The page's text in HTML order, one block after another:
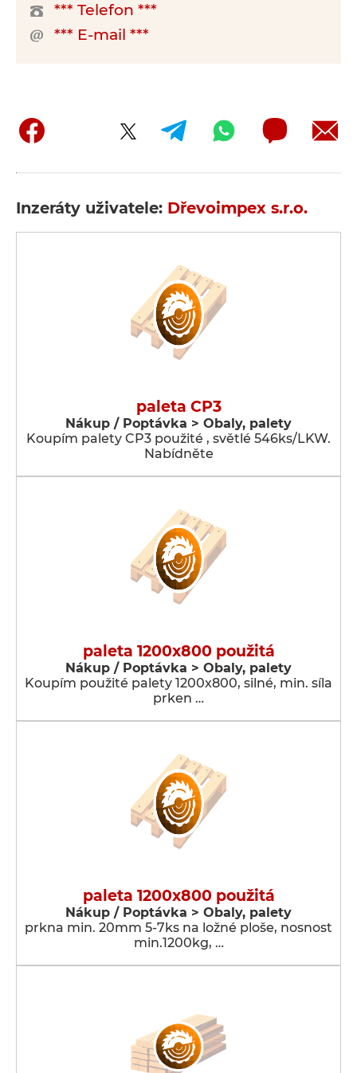
*** Telefon ***
*** E-mail ***
Inzeráty uživatele: Dřevoimpex s.r.o.
paleta CP3
Nákup / Poptávka > Obaly, palety
Koupím palety CP3 použité , světlé 546ks/LKW.
Nabídněte
paleta 1200x800 použitá
Nákup / Poptávka > Obaly, palety
Koupím použité palety 1200x800, silné, min. síla
prken …
paleta 1200x800 použitá
Nákup / Poptávka > Obaly, palety
prkna min. 20mm 5-7ks na ložné ploše, nosnost
min.1200kg, …